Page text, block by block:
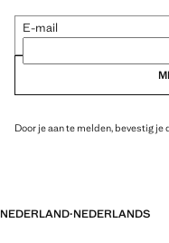
E-mail
Door je aan te melden, bevestig je
NEDERLAND·NEDERLANDS